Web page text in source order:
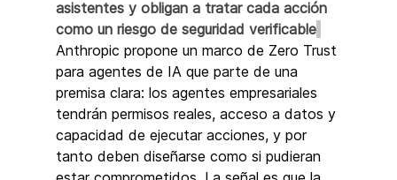
asistentes y obligan a tratar cada acción
como un riesgo de seguridad verificable
Anthropic propone un marco de Zero Trust
para agentes de IA que parte de una
premisa clara: los agentes empresariales
tendrán permisos reales, acceso a datos y
capacidad de ejecutar acciones, y por
tanto deben diseñarse como si pudieran